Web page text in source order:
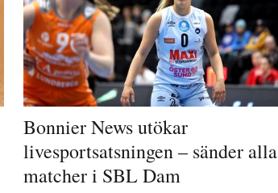
Bonnier News utökar
livesportsatsningen – sänder alla
matcher i SBL Dam